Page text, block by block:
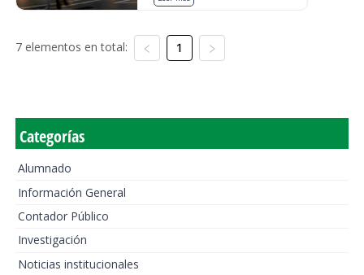
7 elementos en total: 1
Categorías
Alumnado
Información General
Contador Público
Investigación
Noticias institucionales